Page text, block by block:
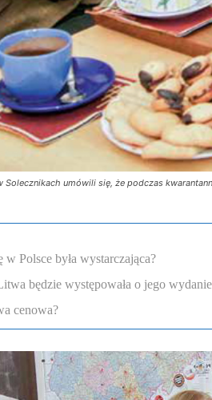
Solecznikach umówili się, że podczas
Polsce była wystarczająca?
będzie występowała o jego wydanie
cenowa?